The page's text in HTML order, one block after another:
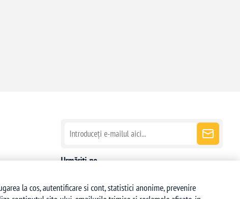
Urmăriți-ne
la cos, autentificare si cont, statistici anonime, prevenire